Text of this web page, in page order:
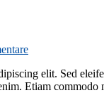
elit. Sed
Etiam